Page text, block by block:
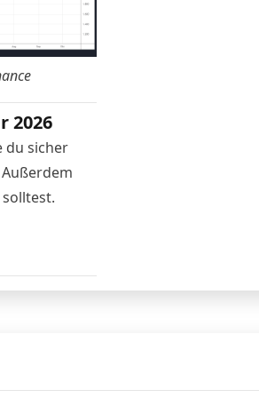
2026
du sicher